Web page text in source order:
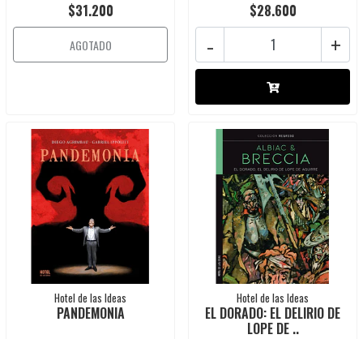
$31.200
AGOTADO
$28.600
+
-
Hotel de las Ideas
PANDEMONIA
Hotel de las Ideas
EL DORADO: EL DELIRIO DE
LOPE DE ..